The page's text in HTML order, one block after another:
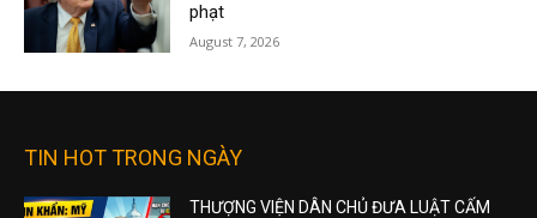
phạt
August 7, 2026
TIN HOT TRONG NGÀY
THƯỢNG VIỆN DÂN CHỦ ĐƯA LUẬT CẤM